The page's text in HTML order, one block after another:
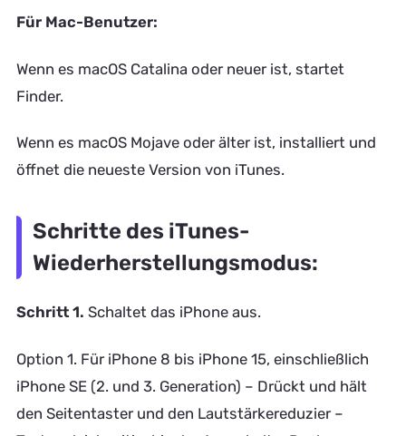
Für Mac-Benutzer:
Wenn es macOS Catalina oder neuer ist, startet
Finder.
Wenn es macOS Mojave oder älter ist, installiert und
öffnet die neueste Version von iTunes.
Schritte des iTunes-
Wiederherstellungsmodus:
Schritt 1. Schaltet das iPhone aus.
Option 1. Für iPhone 8 bis iPhone 15, einschließlich
iPhone SE (2. und 3. Generation) – Drückt und hält
den Seitentaster und den Lautstärkereduzier –